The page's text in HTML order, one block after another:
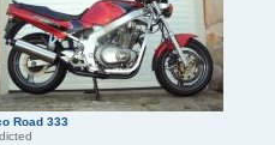
Road 333